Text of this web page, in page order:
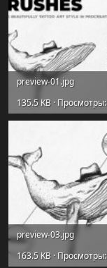
preview-01.jpg
135.5 KB ·
preview-03.jpg
163.5 KB ·